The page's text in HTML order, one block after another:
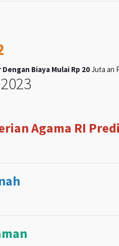
Biaya Mulai Rp 20Juta an
Agama RI